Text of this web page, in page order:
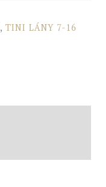
, TINI LÁNY 7-16